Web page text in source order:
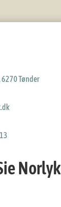
Tønder
Norlyk